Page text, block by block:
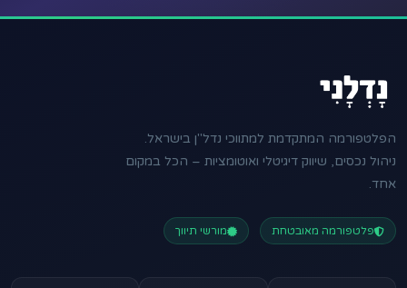
הפלטפורמה המתקדמת למתווכי נדל"ן בישראל.
ניהול נכסים, שיווק דיגיטלי ואוטומציות – הכל במקום
אחד.
פלטפורמה מאובטחת מורשי תיווך